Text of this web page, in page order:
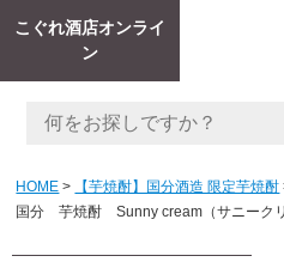
こぐれ酒店オンライ
ン
HOME
【芋焼酎】国分酒造 限定芋焼酎
国分 芋焼酎 Sunny cream（サニーク